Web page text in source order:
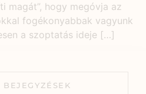
magát”, hogy megóvja az
fogékonyabbak vagyunk
a szoptatás ideje […]
BEJEGYZÉSEK